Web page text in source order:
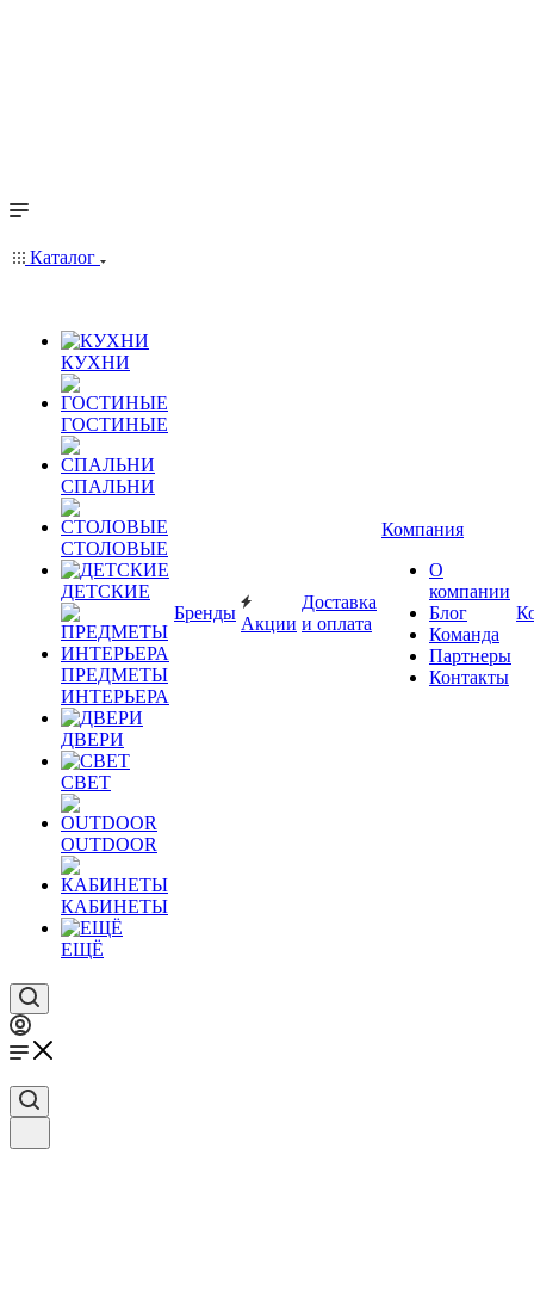
Каталог
КУХНИ
ГОСТИНЫЕ
СПАЛЬНИ
СТОЛОВЫЕ
ДЕТСКИЕ
ПРЕДМЕТЫ
ИНТЕРЬЕРА
ДВЕРИ
СВЕТ
OUTDOOR
КАБИНЕТЫ
ЕЩЁ
Бренды
Акции
Доставка
и оплата
Компания
О
компании
Блог
Команда
Партнеры
Контакты